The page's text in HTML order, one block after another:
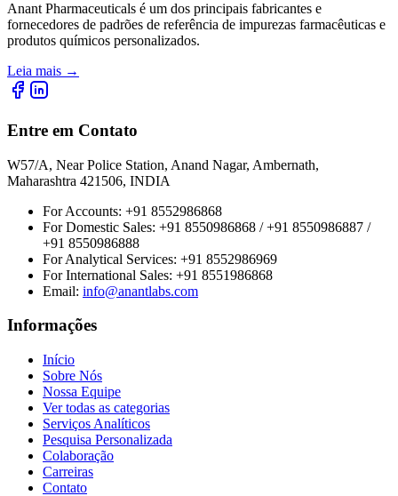
Anant Pharmaceuticals é um dos principais fabricantes e
fornecedores de padrões de referência de impurezas farmacêuticas e
produtos químicos personalizados.
Leia mais →
Entre em Contato
W57/A, Near Police Station, Anand Nagar, Ambernath,
Maharashtra 421506, INDIA
For Accounts: +91 8552986868
For Domestic Sales: +91 8550986868 / +91 8550986887 /
+91 8550986888
For Analytical Services: +91 8552986969
For International Sales: +91 8551986868
Email: info@anantlabs.com
Informações
Início
Sobre Nós
Nossa Equipe
Ver todas as categorias
Serviços Analíticos
Pesquisa Personalizada
Colaboração
Carreiras
Contato